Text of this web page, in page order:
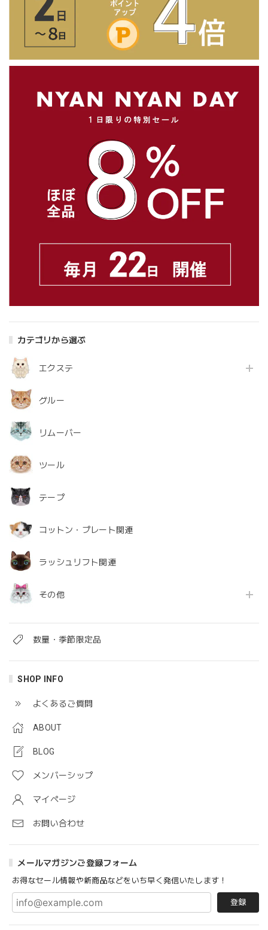
カテゴリから選ぶ
エクステ
グルー
リムーバー
ツール
テープ
コットン・プレート関連
ラッシュリフト関連
その他
数量・季節限定品
SHOP INFO
よくあるご質問
ABOUT
BLOG
メンバーシップ
マイページ
お問い合わせ
メールマガジンご登録フォーム
お得なセール情報や新商品などをいち早く発信いたします！
登録